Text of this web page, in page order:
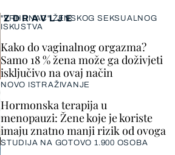
ZDRAVLJE
"VRHUNAC" ŽENSKOG SEKSUALNOG
ISKUSTVA
Kako do vaginalnog orgazma?
Samo 18 % žena može ga doživjeti
isključivo na ovaj način
NOVO ISTRAŽIVANJE
Hormonska terapija u
menopauzi: Žene koje je koriste
imaju znatno manji rizik od ovoga
STUDIJA NA GOTOVO 1.900 OSOBA